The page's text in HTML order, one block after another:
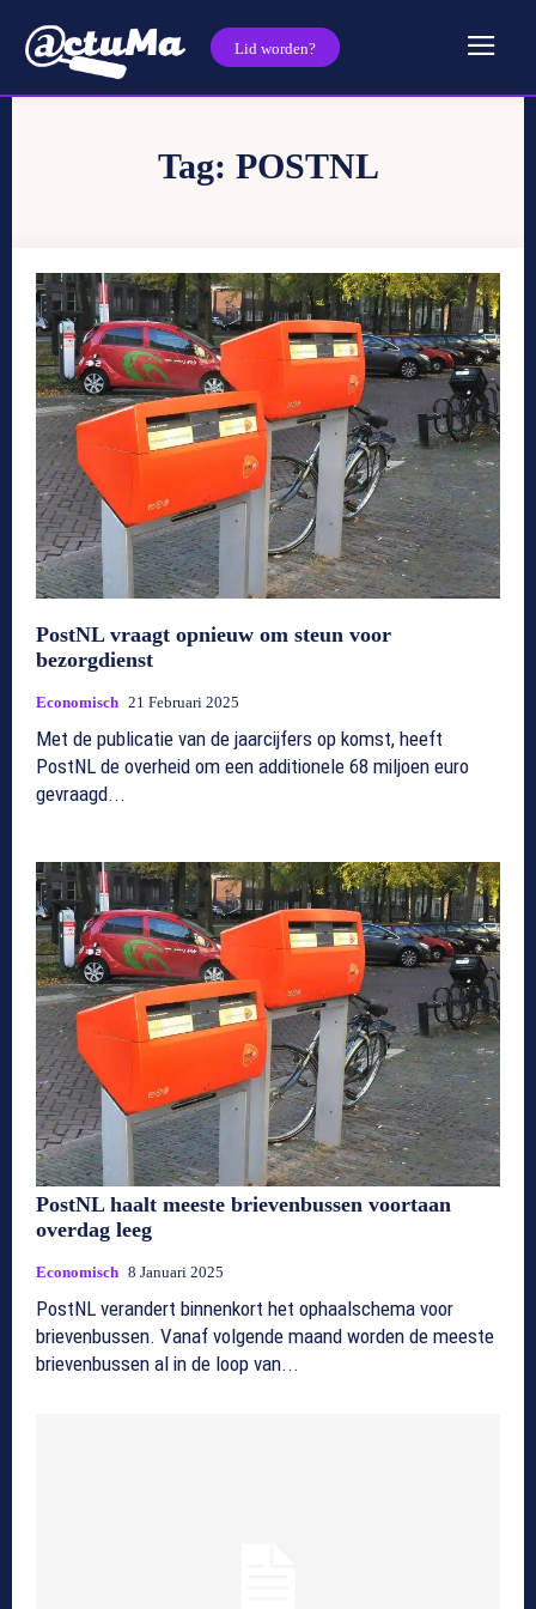
Lid worden?
Tag: POSTNL
PostNL vraagt opnieuw om steun voor
bezorgdienst
Economisch 21 Februari 2025
Met de publicatie van de jaarcijfers op komst, heeft
PostNL de overheid om een additionele 68 miljoen euro
gevraagd...
PostNL haalt meeste brievenbussen voortaan
overdag leeg
Economisch 8 Januari 2025
PostNL verandert binnenkort het ophaalschema voor
brievenbussen. Vanaf volgende maand worden de meeste
brievenbussen al in de loop van...